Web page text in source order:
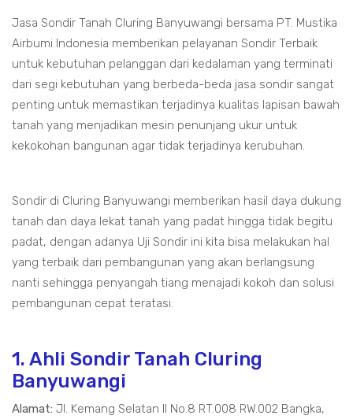
Jasa Sondir Tanah Cluring Banyuwangi bersama PT. Mustika
Airbumi Indonesia memberikan pelayanan Sondir Terbaik
untuk kebutuhan pelanggan dari kedalaman yang terminati
dari segi kebutuhan yang berbeda-beda jasa sondir sangat
penting untuk memastikan terjadinya kualitas lapisan bawah
tanah yang menjadikan mesin penunjang ukur untuk
kekokohan bangunan agar tidak terjadinya kerubuhan.
Sondir di Cluring Banyuwangi memberikan hasil daya dukung
tanah dan daya lekat tanah yang padat hingga tidak begitu
padat, dengan adanya Uji Sondir ini kita bisa melakukan hal
yang terbaik dari pembangunan yang akan berlangsung
nanti sehingga penyangah tiang menajadi kokoh dan solusi
pembangunan cepat teratasi.
1. Ahli Sondir Tanah Cluring
Banyuwangi
Alamat: Jl. Kemang Selatan II No.8 RT.008 RW.002 Bangka,